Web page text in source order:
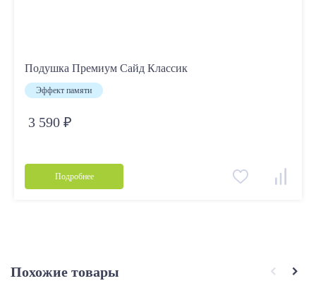
Подушка Премиум Сайд Классик
Эффект памяти
3 590 ₽
Подробнее
Похожие товары